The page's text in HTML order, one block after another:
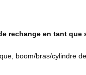
rechange en tant que
boom/bras/cylindre